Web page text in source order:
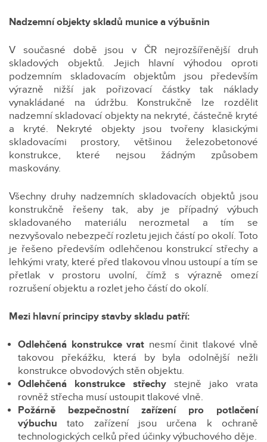
Nadzemní objekty skladů munice a výbušnin
V současné době jsou v ČR nejrozšířenější druh
skladových objektů. Jejich hlavní výhodou oproti
podzemním skladovacím objektům jsou především
výrazně nižší jak pořizovací částky tak náklady
vynakládané na údržbu. Konstrukčně lze rozdělit
nadzemní skladovací objekty na nekryté, částečně kryté
a kryté. Nekryté objekty jsou tvořeny klasickými
skladovacími prostory, většinou železobetonové
konstrukce, které nejsou žádným způsobem
maskovány.
Všechny druhy nadzemních skladovacích objektů jsou
konstrukčně řešeny tak, aby je případný výbuch
skladovaného materiálu nerozmetal a tím se
nezvyšovalo nebezpečí rozletu jejich částí po okolí. Toto
je řešeno především odlehčenou konstrukcí střechy a
lehkými vraty, které před tlakovou vlnou ustoupí a tím se
přetlak v prostoru uvolní, čímž s výrazně omezí
rozrušení objektu a rozlet jeho částí do okolí.
Mezi hlavní principy stavby skladu patří:
Odlehčená konstrukce vrat nesmí činit tlakové vlně
takovou překážku, která by byla odolnější nežli
konstrukce obvodových stěn objektu.
Odlehčená konstrukce střechy stejně jako vrata
rovněž střecha musí ustoupit tlakové vlně.
Požárně bezpečnostní zařízení pro potlačení
výbuchutato zařízení jsou určena k ochraně
technologických celků před účinky výbuchového děje.